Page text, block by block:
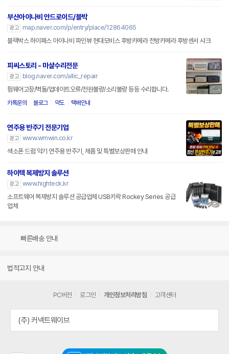
부산아이나비 안드로이드/블박
광고
map.naver.com/p/entry/place/12864065
블랙박스 하이패스 아이나비 파인뷰 현대모비스 후방카메라 전방카메라 후방센서 샤크
피씨스토리 - 마샬수리전문
광고
blog.naver.com/allic_repair
펌웨어고장/벽돌/업데이트오류/전원불량/소리불량 등등 수리합니다.
카톡문의 블로그 약도 택배안내
연주용 반주기 전문기업
광고 www.wmwin.co.kr
색소폰 드럼 악기 연주용 반주기, 제품 및 특별보상판매 안내
하이텍 복제방지 솔루션
광고 www.highteck.kr
소프트웨어 복제방지 솔루션 공급업체 USB키락 Rockey Series 공급
업체
빠른배송 안내
법적고지 안내
PC버전 로그인 개인정보처리방침 고객센터
(주) 커넥트웨이브